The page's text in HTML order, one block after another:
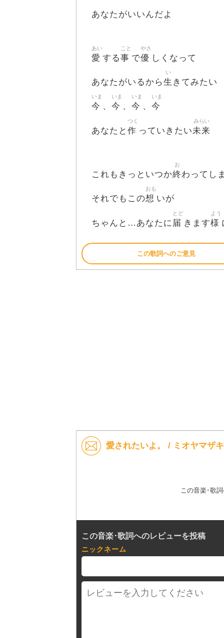
あなたがいいんだよ
愛
あい
する事
こと
で優
やさ
しくなって
あなたがいるから生
い
きてみたい
今
いま
、 今
いま
、 今
いま
、 今
いま
あなたと 作
つく
っていきたい未来
みらい
これもきっといつか終
お
わってし
それでもこの想
おも
いが
ちゃんと…あなたに 届
とど
きます様
よう
この歌詞へのご意見
愛されたいよ。 / ミオヤマザ
この音楽･歌
この音楽･歌詞へのレビューを投稿
ニックネーム